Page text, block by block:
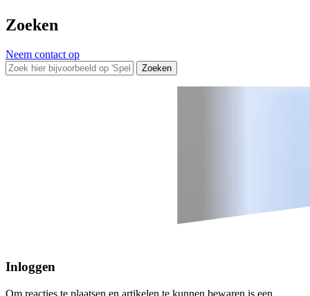
Zoeken
Neem contact op
Zoeken
Inloggen
Om reacties te plaatsen en artikelen te kunnen bewaren is een